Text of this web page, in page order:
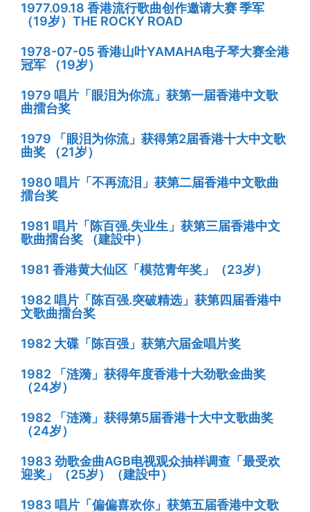
1977.09.18 香港流行歌曲创作邀请大赛 季军
（19岁）THE ROCKY ROAD
1978-07-05 香港山叶YAMAHA电子琴大赛全港
冠军 （19岁）
1979 唱片「眼泪为你流」获第一届香港中文歌
曲擂台奖
1979 「眼泪为你流」获得第2届香港十大中文歌
曲奖 （21岁）
1980 唱片「不再流泪」获第二届香港中文歌曲
擂台奖
1981 唱片「陈百强.失业生」获第三届香港中文
歌曲擂台奖 （建設中）
1981 香港黄大仙区「模范青年奖」（23岁）
1982 唱片「陈百强.突破精选」获第四届香港中
文歌曲擂台奖
1982 大碟「陈百强」获第六届金唱片奖
1982 「涟漪」获得年度香港十大劲歌金曲奖
（24岁）
1982 「涟漪」获得第5届香港十大中文歌曲奖
（24岁）
1983 劲歌金曲AGB电视观众抽样调查「最受欢
迎奖」（25岁）（建設中）
1983 唱片「偏偏喜欢你」获第五届香港中文歌